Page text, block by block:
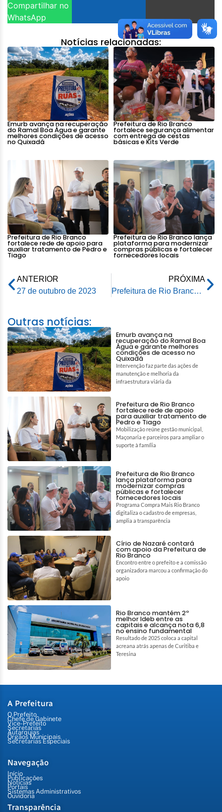
Compartilhar no
WhatsApp
Notícias relacionadas:
Emurb avança na recuperação
do Ramal Boa Água e garante
melhores condições de acesso
no Quixadá
Prefeitura de Rio Branco
fortalece segurança alimentar
com entrega de cestas
básicas e Kits Verde
Prefeitura de Rio Branco
fortalece rede de apoio para
auxiliar tratamento de Pedro e
Tiago
Prefeitura de Rio Branco lança
plataforma para modernizar
compras públicas e fortalecer
fornecedores locais
ANTERIOR
27 de outubro de 2023
PRÓXIMA
Prefeitura de Rio Branco realiza entrega da vigésima primeira Unidade de Saúde
Outras notícias:
Emurb avança na
recuperação do Ramal Boa
Água e garante melhores
condições de acesso no
Quixadá
Intervenção faz parte das ações de
manutenção e melhoria da
infraestrutura viária da
Prefeitura de Rio Branco
fortalece rede de apoio
para auxiliar tratamento de
Pedro e Tiago
Mobilização reúne gestão municipal,
Maçonaria e parceiros para ampliar o
suporte à família
Prefeitura de Rio Branco
lança plataforma para
modernizar compras
públicas e fortalecer
fornecedores locais
Programa Compra Mais Rio Branco
digitaliza o cadastro de empresas,
amplia a transparência
Círio de Nazaré contará
com apoio da Prefeitura de
Rio Branco
Encontro entre o prefeito e a comissão
organizadora marcou a confirmação do
apoio
Rio Branco mantém 2º
melhor Ideb entre as
capitais e alcança nota 6,8
no ensino fundamental
Resultado de 2025 coloca a capital
acreana atrás apenas de Curitiba e
Teresina
A Prefeitura
O Prefeito
Chefe de Gabinete
Vice-Prefeito
Secretarias
Autarquias
Órgãos Municipais
Secretarias Especiais
Navegação
Início
Publicações
Notícias
Portais
Sistemas Administrativos
Ouvidoria
Transparência